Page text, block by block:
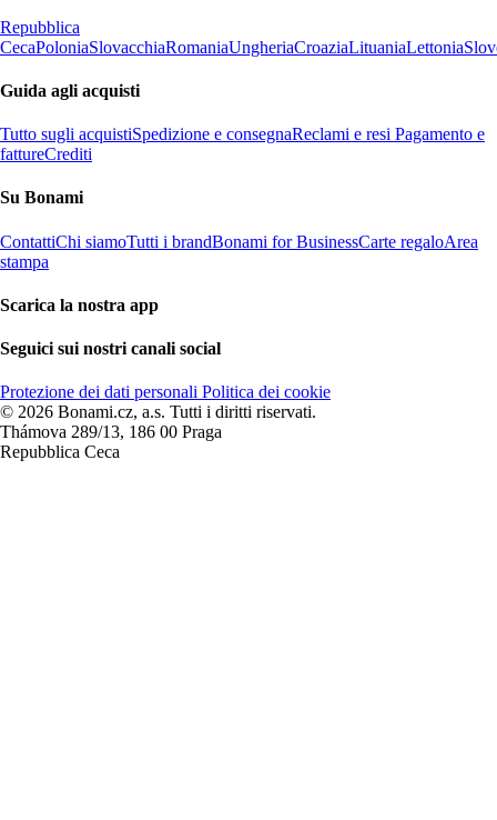
Repubblica
CecaPoloniaSlovacchiaRomaniaUngheriaCroaziaLituaniaLettonia
Guida agli acquisti
Tutto sugli acquistiSpedizione e consegnaReclami e resi Pagamento e
fattureCrediti
Su Bonami
ContattiChi siamoTutti i brandBonami for BusinessCarte regaloArea
stampa
Scarica la nostra app
Seguici sui nostri canali social
Protezione dei dati personali Politica dei cookie
© 2026 Bonami.cz, a.s. Tutti i diritti riservati.
Thámova 289/13, 186 00 Praga
Repubblica Ceca